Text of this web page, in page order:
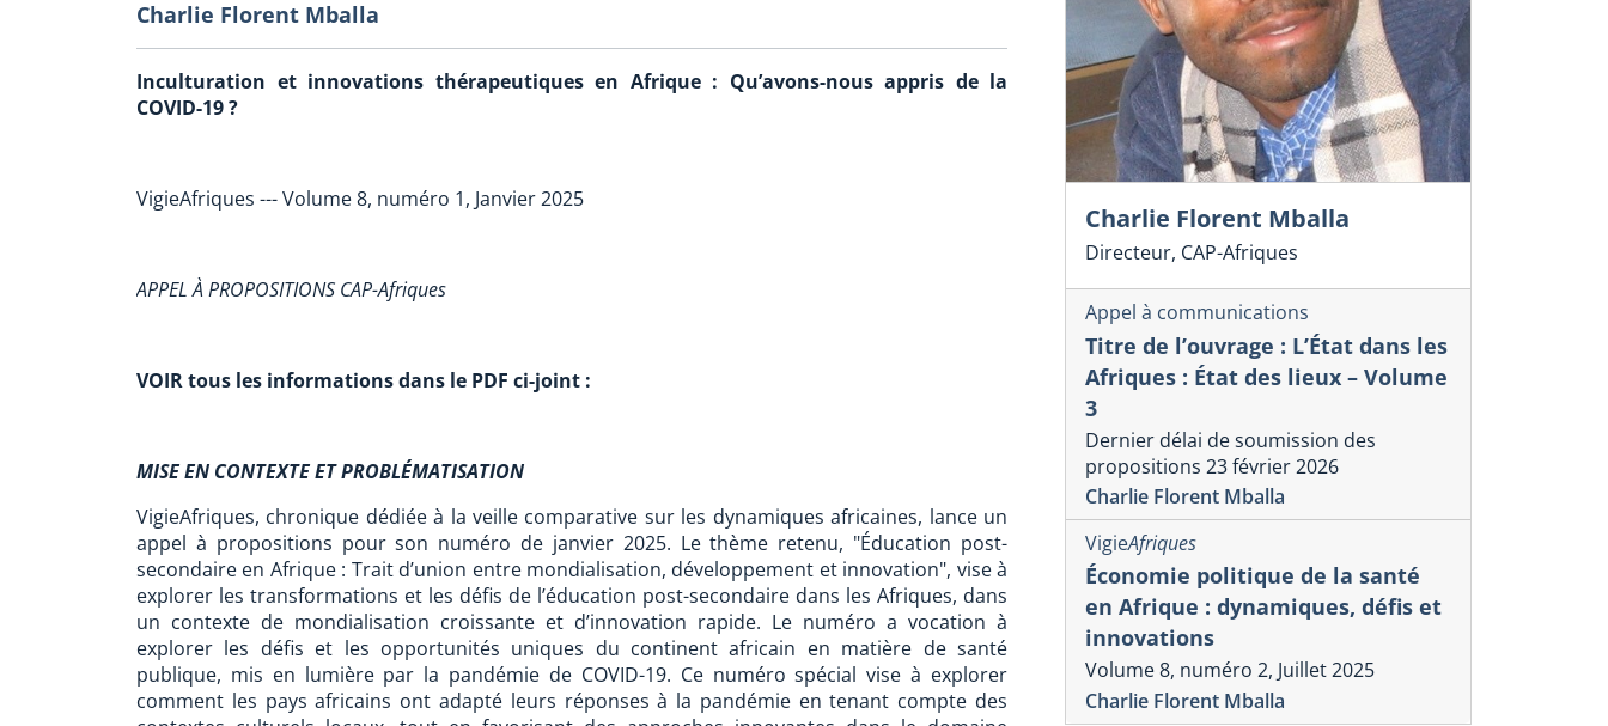
Charlie Florent Mballa
Inculturation et innovations thérapeutiques en Afrique : Qu’avons-nous appris de la
COVID-19 ?
VigieAfriques --- Volume 8, numéro 1, Janvier 2025
APPEL À PROPOSITIONS CAP-Afriques
VOIR tous les informations dans le PDF ci-joint :
MISE EN CONTEXTE ET PROBLÉMATISATION
VigieAfriques, chronique dédiée à la veille comparative sur les dynamiques africaines, lance un
appel à propositions pour son numéro de janvier 2025. Le thème retenu, "Éducation post-
secondaire en Afrique : Trait d’union entre mondialisation, développement et innovation", vise à
explorer les transformations et les défis de l’éducation post-secondaire dans les Afriques, dans
un contexte de mondialisation croissante et d’innovation rapide. Le numéro a vocation à
explorer les défis et les opportunités uniques du continent africain en matière de santé
publique, mis en lumière par la pandémie de COVID-19. Ce numéro spécial vise à explorer
comment les pays africains ont adapté leurs réponses à la pandémie en tenant compte des
Charlie Florent Mballa
Directeur, CAP-Afriques
Appel à communications
Titre de l’ouvrage : L’État dans les
Afriques : État des lieux – Volume
3
Dernier délai de soumission des
propositions 23 février 2026
Charlie Florent Mballa
VigieAfriques
Économie politique de la santé
en Afrique : dynamiques, défis et
innovations
Volume 8, numéro 2, Juillet 2025
Charlie Florent Mballa